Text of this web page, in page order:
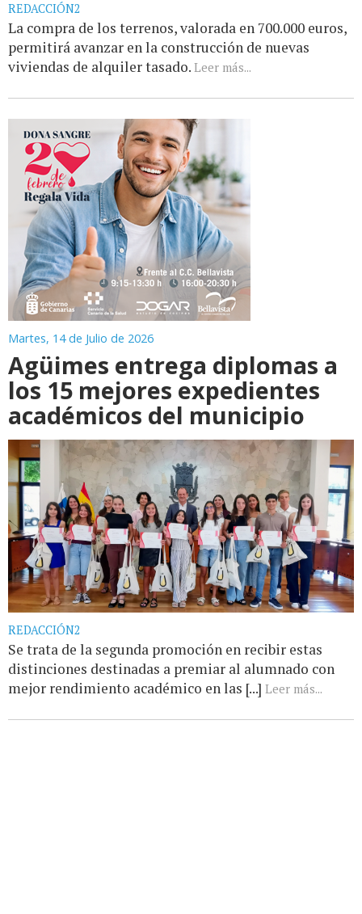
REDACCIÓN2
La compra de los terrenos, valorada en 700.000 euros,
permitirá avanzar en la construcción de nuevas
viviendas de alquiler tasado. Leer más...
Martes, 14 de Julio de 2026
Agüimes entrega diplomas a
los 15 mejores expedientes
académicos del municipio
REDACCIÓN2
Se trata de la segunda promoción en recibir estas
distinciones destinadas a premiar al alumnado con
mejor rendimiento académico en las [...] Leer más...